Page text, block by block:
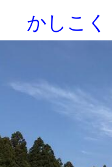
かしこく